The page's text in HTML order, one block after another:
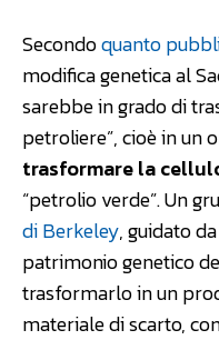
Secondoquanto
modifica genetica al
sarebbe in grado di
petroliere”, cioè in un
trasformare la
“petrolio verde”. Un
di Berkeley, guidato
patrimonio genetico
trasformarlo in un
materiale di scarto,